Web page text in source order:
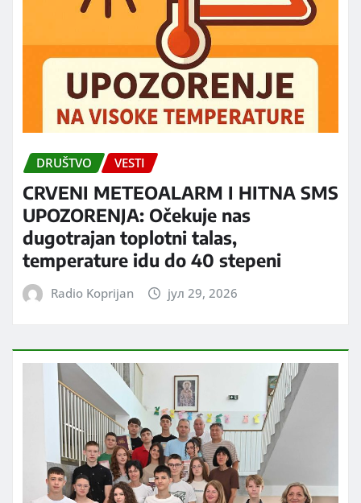
DRUŠTVO VESTI
CRVENI METEOALARM I HITNA SMS
UPOZORENJA: Očekuje nas
dugotrajan toplotni talas,
temperature idu do 40 stepeni
Radio Koprijan јул 29, 2026